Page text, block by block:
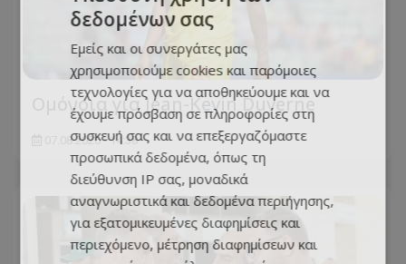
Ομόνοια για Jean-Kevin Duverne
07.08.2026 - 14:38
δεδομένων σας
Εμείς και οι συνεργάτες μας
χρησιμοποιούμε cookies και παρόμοιες
τεχνολογίες για να αποθηκεύουμε και να
έχουμε πρόσβαση σε πληροφορίες στη
συσκευή σας και να επεξεργαζόμαστε
προσωπικά δεδομένα, όπως τη
διεύθυνση IP σας, μοναδικά
αναγνωριστικά και δεδομένα περιήγησης,
για εξατομικευμένες διαφημίσεις και
περιεχόμενο, μέτρηση διαφημίσεων και